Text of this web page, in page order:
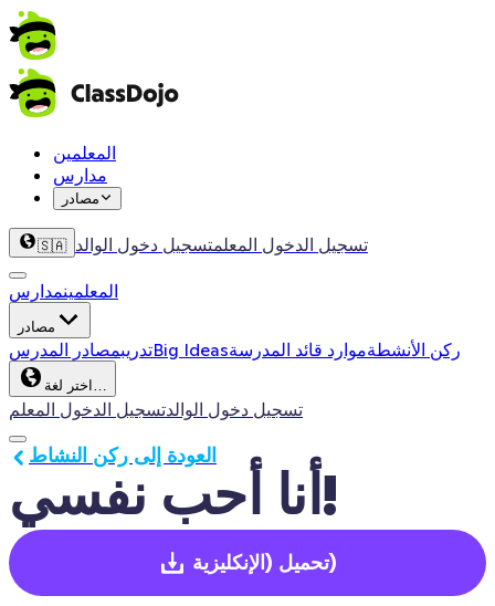
المعلمين
مدارس
مصادر
🇸🇦 تسجيل الدخول المعلمتسجيل دخول الوالد
المعلمينمدارس
مصادر
تدريبمصادر المدرس Big Ideas ركن الأنشطةموارد قائد المدرسة
اختر لغة…
تسجيل الدخول المعلمتسجيل دخول الوالد
أنا أحب نفسي!
العودة إلى ركن النشاط
تحميل(الإنكليزية)